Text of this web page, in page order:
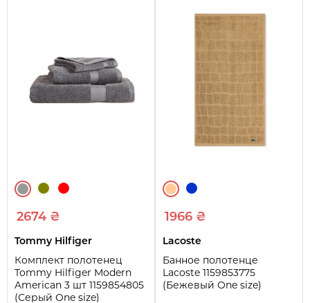
2674 ₴
Tommy Hilfiger
Комплект полотенец
Tommy Hilfiger Modern
American 3 шт 1159854805
(Серый One size)
1966 ₴
Lacoste
Банное полотенце
Lacoste 1159853775
(Бежевый One size)